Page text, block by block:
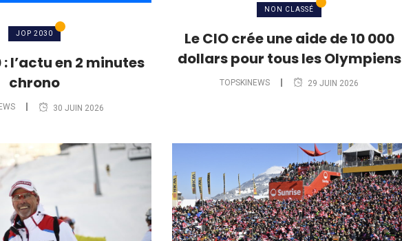
JOP 2030
l’actu en 2 minutes
chrono
30 JUIN 2026
NON CLASSÉ
Le CIO crée une aide de 10 000
dollars pour tous les Olympiens
TOPSKINEWS 29 JUIN 2026